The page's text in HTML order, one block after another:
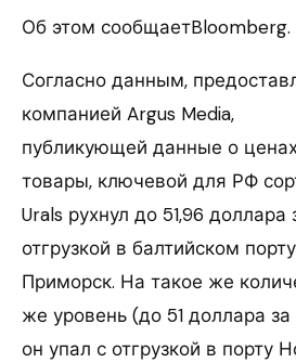
Об этом сообщаетBloomberg.
Согласно данным,
компанией Argus Media,
публикующей данные о
товары, ключевой для РФ
Urals рухнул до 51,96 доллара
отгрузкой в балтийском порту
Приморск. На такое же
же уровень (до 51 доллара
он упал с отгрузкой в порту